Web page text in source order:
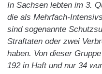
In Sachsen lebten im 3.
die als Mehrfach-
sind sogenannte
Straftaten oder zwei
haben. Von dieser
192 in Haft und nur 34